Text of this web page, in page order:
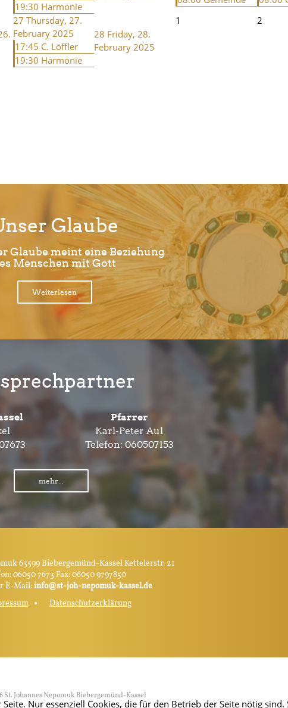
19:30 Harmonie
27 Thursday, 27.
February 2025
17:45 C. Löffler
19:30 Harmonie
28 Friday, 28.
February 2025
1 2
Glaube
Glaube meint eine Beziehung
Menschen mit Gott
Weiterlesen
Pfarrer
Karl-Peter Aul
Telefon:060507153
mehr...
63599 Biebergemünd-Kassel Kettelerstr. 21
06050 7673 Fax: 06050 9797850
E-Mail:info@st-joh-nepomuk-kassel.de
Datenschutzerklärung
St. Johannes Nepomuk Biebergemünd-Kassel
Nur essenziell Cookies, die für den Betrieb der Seite nötig